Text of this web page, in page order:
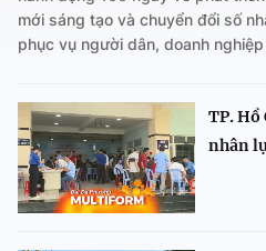
mới sáng tạo và chuyển đổi số
phục vụ người dân, doanh
TP. Hồ
nhân